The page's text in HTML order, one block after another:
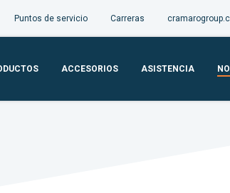
Puntos de servicio Carreras
ACCESORIOS ASISTENCIA